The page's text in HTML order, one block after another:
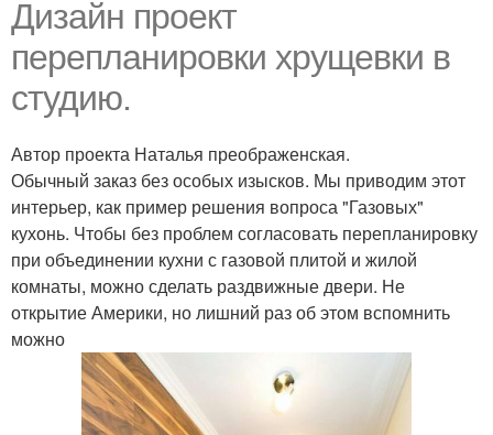
Дизайн проект
перепланировки хрущевки в
студию.
Автор проекта Наталья преображенская.
Обычный заказ без особых изысков. Мы приводим этот
интерьер, как пример решения вопроса "Газовых"
кухонь. Чтобы без проблем согласовать перепланировку
при объединении кухни с газовой плитой и жилой
комнаты, можно сделать раздвижные двери. Не
открытие Америки, но лишний раз об этом вспомнить
можно